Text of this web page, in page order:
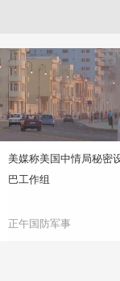
美媒称美国中情局秘密
巴工作组
正午国防军事